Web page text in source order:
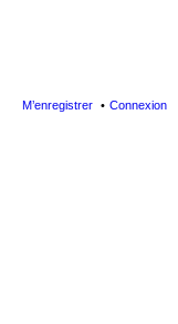
Connexion
M’enregistrer